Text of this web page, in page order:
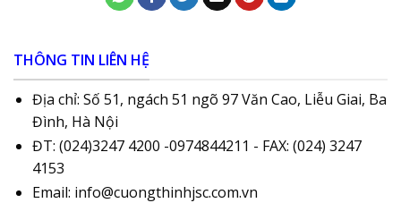
THÔNG TIN LIÊN HỆ
Địa chỉ: Số 51, ngách 51 ngõ 97 Văn Cao, Liễu Giai, Ba
Đình, Hà Nội
ĐT: (024)3247 4200 -0974844211 - FAX: (024) 3247
4153
Email: info@cuongthinhjsc.com.vn